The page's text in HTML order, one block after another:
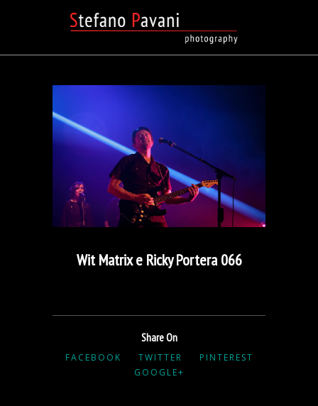
Wit Matrix e Ricky Portera 066
Share On
FACEBOOK TWITTER
PINTEREST
GOOGLE+